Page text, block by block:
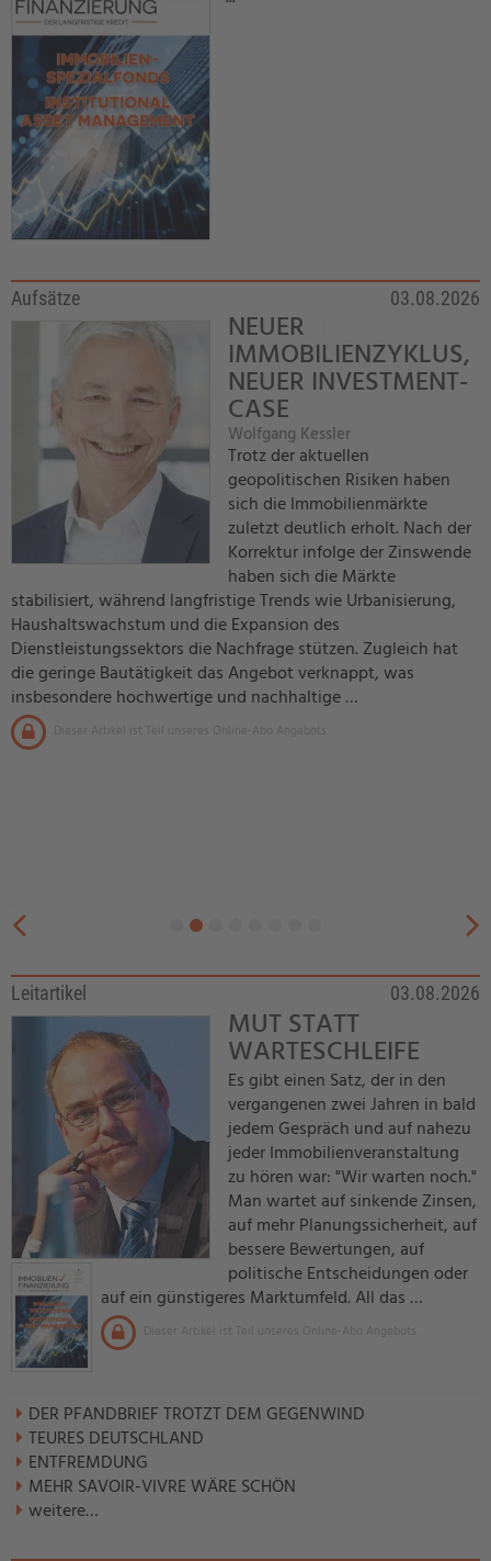
Aufsätze 03.08.2026
NEUER
IMMOBILIENZYKLUS,
NEUER INVESTMENT-
CASE
Wolfgang Kessler
Trotz der aktuellen
geopolitischen Risiken haben
sich die Immobilienmärkte
zuletzt deutlich erholt. Nach der
Korrektur infolge der Zinswende
haben sich die Märkte
stabilisiert, während langfristige Trends wie Urbanisierung,
Haushaltswachstum und die Expansion des
Dienstleistungssektors die Nachfrage stützen. Zugleich hat
die geringe Bautätigkeit das Angebot verknappt, was
insbesondere hochwertige und nachhaltige …
Dieser Artikel ist Teil unseres Online-Abo Angebots.
Leitartikel 03.08.2026
MUT STATT
WARTESCHLEIFE
Es gibt einen Satz, der in den
vergangenen zwei Jahren in bald
jedem Gespräch und auf nahezu
jeder Immobilienveranstaltung
zu hören war: "Wir warten noch."
Man wartet auf sinkende Zinsen,
auf mehr Planungssicherheit, auf
bessere Bewertungen, auf
politische Entscheidungen oder
auf ein günstigeres Marktumfeld. All das …
Dieser Artikel ist Teil unseres Online-Abo Angebots.
DER PFANDBRIEF TROTZT DEM GEGENWIND
TEURES DEUTSCHLAND
ENTFREMDUNG
MEHR SAVOIR-VIVRE WÄRE SCHÖN
weitere…